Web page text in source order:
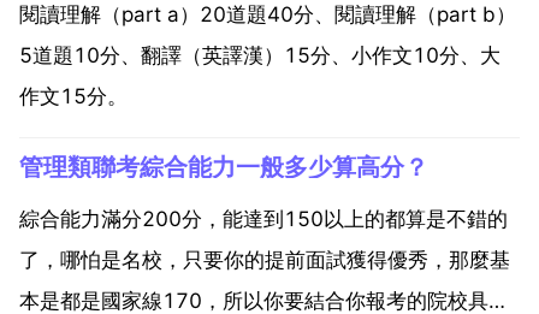
閱讀理解（part a）20道題40分、閱讀理解（part b）
5道題10分、翻譯（英譯漢）15分、小作文10分、大
作文15分。
管理類聯考綜合能力一般多少算高分？
綜合能力滿分200分，能達到150以上的都算是不錯的
了，哪怕是名校，只要你的提前面試獲得優秀，那麼基
本是都是國家線170，所以你要結合你報考的院校具體